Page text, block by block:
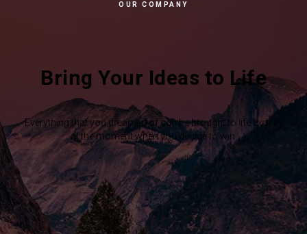
OUR COMPANY
Bring Your Ideas to Life
Everything that you dreamed of can be brought to life exactly
at the moment when you decide to win.